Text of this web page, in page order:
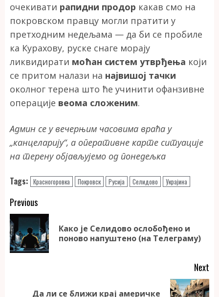
очекивати рапидни продор какав смо на
покровском правцу могли пратити у
претходним недељама — да би се пробиле
ка Курахову, руске снаге морају
ликвидирати моћан систем утврђења који
се притом налази на највишој тачки
околног терена што ће учинити офанзивне
операције веома сложеним.
Админ се у вечерњим часовима враћа у
„канцеларију“, а оперативне карте ситуације
на терену објављујемо од понедељка
Tags: Красногоровка Покровск Русија Селидово Украјина
Continue
Reading
Previous
Како је Селидово ослобођено и
поново напуштено (на Телеграму)
Next
Да ли се ближи крај америчке